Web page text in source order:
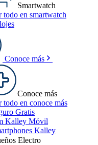
Smartwatch
todo en smartwatch
Conoce más
Conoce más
todo en conoce más
Gratis
Kalley Móvil
Kalley
Electro